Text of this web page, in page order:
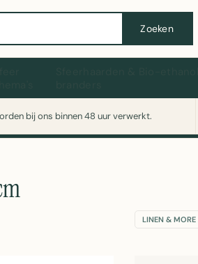
Zoeken
bij ons binnen 48 uur verwerkt.
Vergelijk alle prijzen op Witgoedaanbod.nl
LINEN & MORE